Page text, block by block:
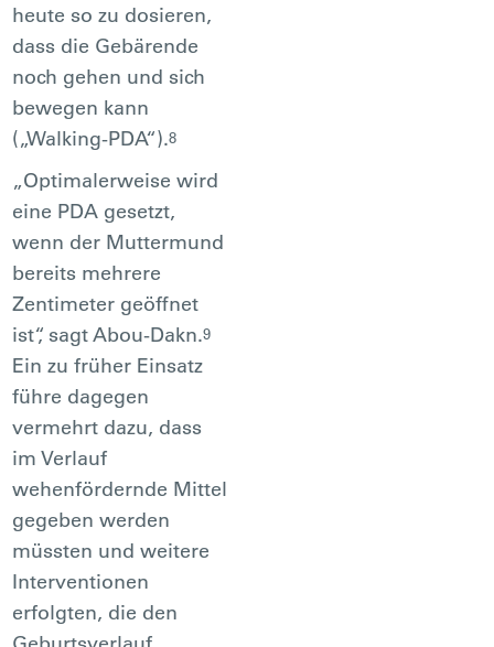
heute so zu dosieren,
dass die Gebärende
noch gehen und sich
bewegen kann
(„Walking-PDA“).8
„Optimalerweise wird
eine PDA gesetzt,
wenn der Muttermund
bereits mehrere
Zentimeter geöffnet
ist“, sagt Abou-Dakn.9
Ein zu früher Einsatz
führe dagegen
vermehrt dazu, dass
im Verlauf
wehenfördernde Mittel
gegeben werden
müssten und weitere
Interventionen
erfolgten, die den